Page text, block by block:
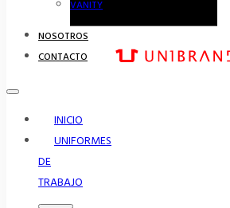
VANITY
NOSOTROS
CONTACTO
INICIO
UNIFORMES
DE
TRABAJO